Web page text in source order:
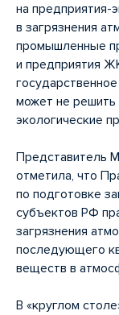
на предприятия-
в загрязнения
промышленные
и предприятия
может не решить
экологические
Представитель
отметила, что
по подготовке
субъектов РФ
загрязнения
последующего
веществ в
В «круглом